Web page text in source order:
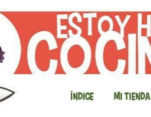
Índice Mi Tienda